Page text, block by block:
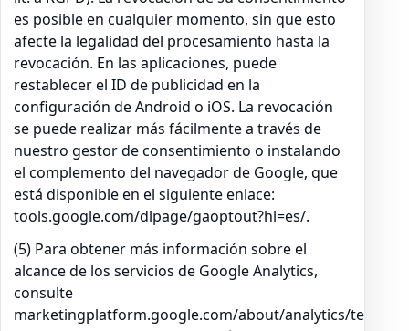
es posible en cualquier momento, sin que esto
afecte la legalidad del procesamiento hasta la
revocación. En las aplicaciones, puede
restablecer el ID de publicidad en la
configuración de Android o iOS. La revocación
se puede realizar más fácilmente a través de
nuestro gestor de consentimiento o instalando
el complemento del navegador de Google, que
está disponible en el siguiente enlace:
tools.google.com/dlpage/gaoptout?hl=es/.
(5) Para obtener más información sobre el
alcance de los servicios de Google Analytics,
consulte
marketingplatform.google.com/about/analytics/terms/